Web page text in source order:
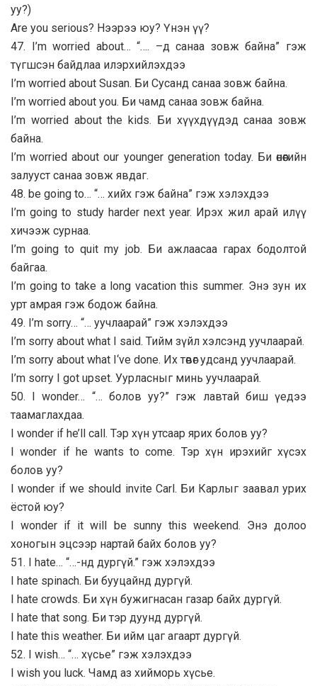
уу?)
Are you serious? Нээрээ юу? Үнэн үү?
47. I’m worried about… “…. –д санаа зовж байна” гэж
түгшсэн байдлаа илэрхийлэхдээ
I’m worried about Susan. Би Сусанд санаа зовж байна.
I’m worried about you. Би чамд санаа зовж байна.
I’m worried about the kids. Би хүүхдүүдэд санаа зовж
байна.
I’m worried about our younger generation today. Би өнөөгийн
залууст санаа зовж явдаг.
48. be going to… “… хийх гэж байна” гэж хэлэхдээ
I’m going to study harder next year. Ирэх жил арай илүү
хичээж сурнаа.
I’m going to quit my job. Би ажлаасаа гарах бодолтой
байгаа.
I’m going to take a long vacation this summer. Энэ зун их
урт амрая гэж бодож байна.
49. I’m sorry… “… уучлаарай” гэж хэлэхдээ
I’m sorry about what I said. Тийм зүйл хэлсэнд уучлаарай.
I’m sorry about what I‘ve done. Их төвөг удсанд уучлаарай.
I’m sorry I got upset. Уурласныг минь уучлаарай.
50. I wonder… “… болов уу?” гэж лавтай биш үедээ
таамаглахдаа.
I wonder if he’ll call. Тэр хүн утсаар ярих болов уу?
I wonder if he wants to come. Тэр хүн ирэхийг хүсэх
болов уу?
I wonder if we should invite Carl. Би Карлыг заавал урих
ёстой юу?
I wonder if it will be sunny this weekend. Энэ долоо
хоногын эцсээр нартай байх болов уу?
51. I hate… “…-нд дургүй.” гэж хэлэхдээ
I hate spinach. Би бууцайнд дургүй.
I hate crowds. Би хүн бужигнасан газар байх дургүй.
I hate that song. Би тэр дуунд дургүй.
I hate this weather. Би ийм цаг агаарт дургүй.
52. I wish… “… хүсье” гэж хэлэхдээ
I wish you luck. Чамд аз хийморь хүсье.